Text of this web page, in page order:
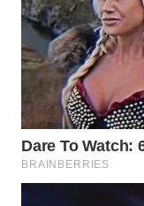
WN
TAPANULI
TENGAH
WN DELI
SERDANG
WN